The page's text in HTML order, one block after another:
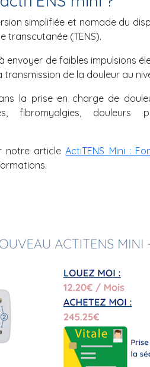
simplifiée et nomade du
transcutanée (TENS).
envoyer de faibles impulsions
transmission de la douleur au
la prise en charge de
fibromyalgies, douleurs
notre articleActiTENS Mini :